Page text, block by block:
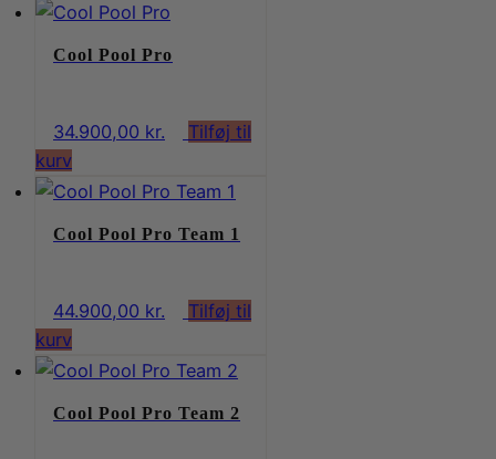
Cool Pool Pro
34.900,00 kr.
Tilføj til
kurv
Cool Pool Pro Team 1
44.900,00 kr.
Tilføj til
kurv
Cool Pool Pro Team 2